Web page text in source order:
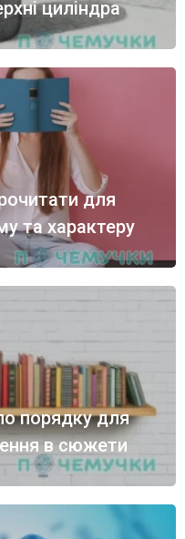
циліндра
для
та характеру
порядку для
в сюжети